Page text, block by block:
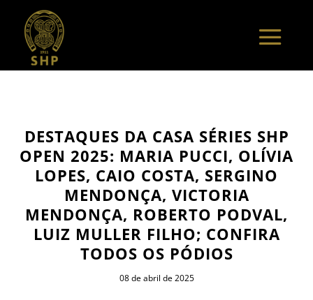
DESTAQUES DA CASA SÉRIES SHP
OPEN 2025: MARIA PUCCI, OLÍVIA
LOPES, CAIO COSTA, SERGINO
MENDONÇA, VICTORIA
MENDONÇA, ROBERTO PODVAL,
LUIZ MULLER FILHO; CONFIRA
TODOS OS PÓDIOS
08 de abril de 2025